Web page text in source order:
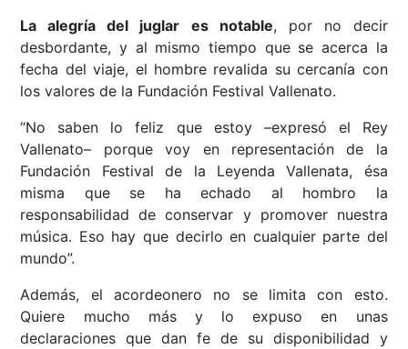
La alegría del juglar es notable, por no decir
desbordante, y al mismo tiempo que se acerca la
fecha del viaje, el hombre revalida su cercanía con
los valores de la Fundación Festival Vallenato.
“No saben lo feliz que estoy –expresó el Rey
Vallenato– porque voy en representación de la
Fundación Festival de la Leyenda Vallenata, ésa
misma que se ha echado al hombro la
responsabilidad de conservar y promover nuestra
música. Eso hay que decirlo en cualquier parte del
mundo”.
Además, el acordeonero no se limita con esto.
Quiere mucho más y lo expuso en unas
declaraciones que dan fe de su disponibilidad y